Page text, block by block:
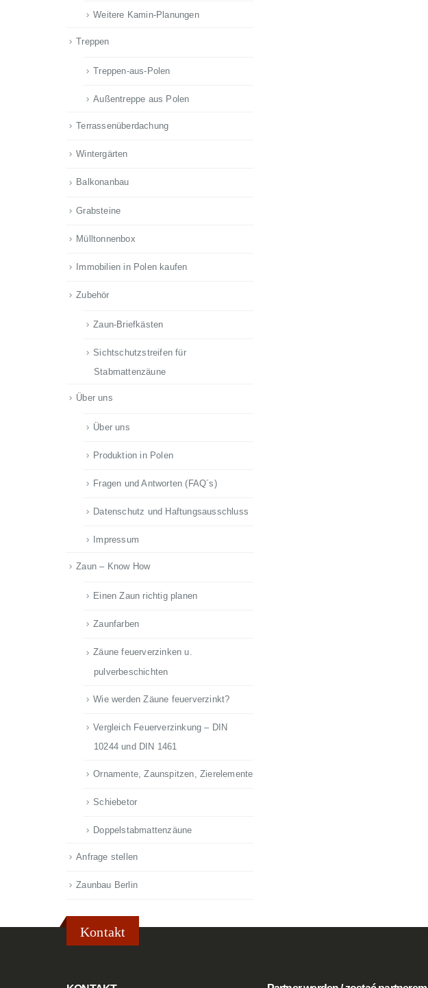
Weitere Kamin-Planungen
Treppen
Treppen-aus-Polen
Außentreppe aus Polen
Terrassenüberdachung
Wintergärten
Balkonanbau
Grabsteine
Mülltonnenbox
Immobilien in Polen kaufen
Zubehör
Zaun-Briefkästen
Sichtschutzstreifen für
Stabmattenzäune
Über uns
Über uns
Produktion in Polen
Fragen und Antworten (FAQ´s)
Datenschutz und Haftungsausschluss
Impressum
Zaun – Know How
Einen Zaun richtig planen
Zaunfarben
Zäune feuerverzinken u.
pulverbeschichten
Wie werden Zäune feuerverzinkt?
Vergleich Feuerverzinkung – DIN
10244 und DIN 1461
Ornamente, Zaunspitzen, Zierelemente
Schiebetor
Doppelstabmattenzäune
Anfrage stellen
Zaunbau Berlin
Kontakt